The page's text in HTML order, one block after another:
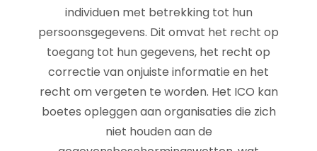
individuen met betrekking tot hun
persoonsgegevens. Dit omvat het recht op
toegang tot hun gegevens, het recht op
correctie van onjuiste informatie en het
recht om vergeten te worden. Het ICO kan
boetes opleggen aan organisaties die zich
niet houden aan de